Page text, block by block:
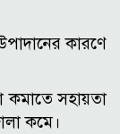
কারণে
কমাতে সহায়তা
কমে।